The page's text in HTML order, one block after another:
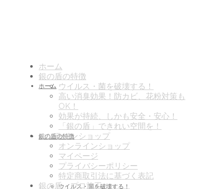
ホーム
銀の盾の特徴
ウイルス・菌を破壊する！
ホーム
銀の盾の特徴
ウイルス・菌を破壊する！
高い消臭効果！防カビ、花粉対策も
OK！
効果が持続、しかも安全・安心！
「銀の盾」できれい空間を！
オンラインショップ
オンラインショップ
マイページ
プライバシーポリシー
特定商取引法に基づく表記
銀の盾・プロ施工